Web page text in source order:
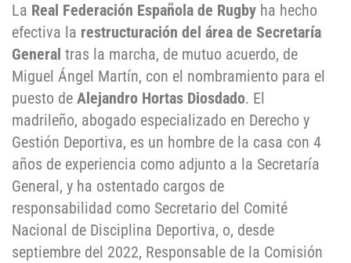
La Real Federación Española de Rugby ha hecho
efectiva la restructuración del área de Secretaría
General tras la marcha, de mutuo acuerdo, de
Miguel Ángel Martín, con el nombramiento para el
puesto de Alejandro Hortas Diosdado. El
madrileño, abogado especializado en Derecho y
Gestión Deportiva, es un hombre de la casa con 4
años de experiencia como adjunto a la Secretaría
General, y ha ostentado cargos de
responsabilidad como Secretario del Comité
Nacional de Disciplina Deportiva, o, desde
septiembre del 2022, Responsable de la Comisión